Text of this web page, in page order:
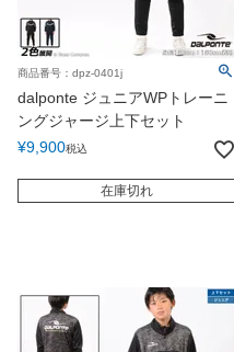
商品番号：dpz-0401j
dalponte ジュニアWPトレーニ
ングジャージ上下セット
¥9,900税込
在庫切れ